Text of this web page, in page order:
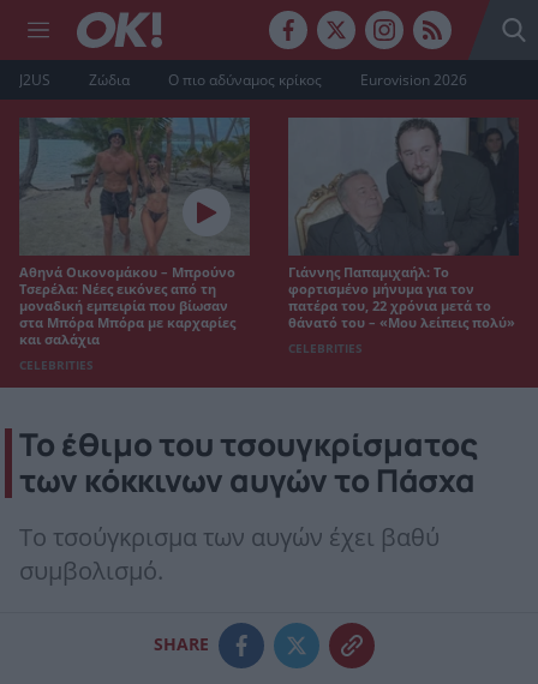
J2US Ζώδια Ο πιο αδύναμος κρίκος Eurovision 2026
Αθηνά Οικονομάκου – Μπρούνο
Τσερέλα: Νέες εικόνες από τη
μοναδική εμπειρία που βίωσαν
στα Μπόρα Μπόρα με καρχαρίες
και σαλάχια
CELEBRITIES
Γιάννης Παπαμιχαήλ: Το
φορτισμένο μήνυμα για τον
πατέρα του, 22 χρόνια μετά το
θάνατό του – «Μου λείπεις πολύ»
CELEBRITIES
Το έθιμο του τσουγκρίσματος
των κόκκινων αυγών το Πάσχα
To τσούγκρισμα των αυγών έχει βαθύ
συμβολισμό.
SHARE